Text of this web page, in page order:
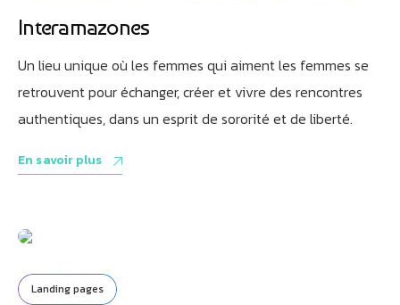
Interamazones
Un lieu unique où les femmes qui aiment les femmes se
retrouvent pour échanger, créer et vivre des rencontres
authentiques, dans un esprit de sororité et de liberté.
En savoir plus
Landing pages